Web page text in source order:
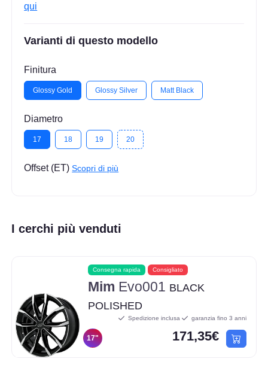
qui
Varianti di questo modello
Finitura
Glossy Gold Glossy Silver Matt Black
Diametro
17 18 19 20
Offset (ET)Scopri di più
I cerchi più venduti
Consegna rapida Consigliato
Mim Evo001 BLACK
POLISHED
17"
Spedizione inclusa garanzia fino 3 anni
171,35€